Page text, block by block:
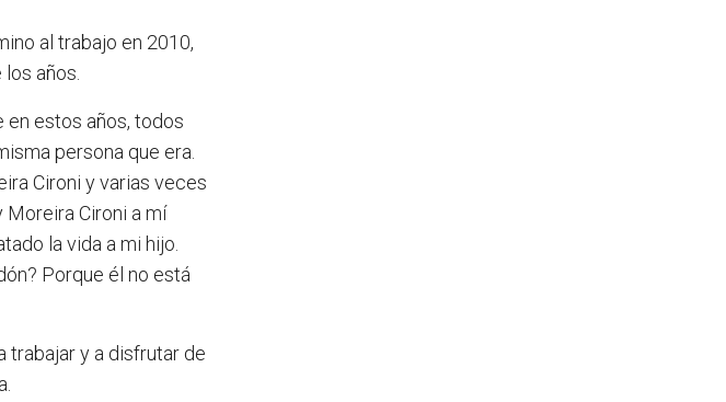
al trabajo en 2010,
años.
en estos años, todos
persona que era.
Cironi y varias veces
Moreira Cironi a mí
la vida a mi hijo.
Porque él no está
trabajar y a disfrutar de